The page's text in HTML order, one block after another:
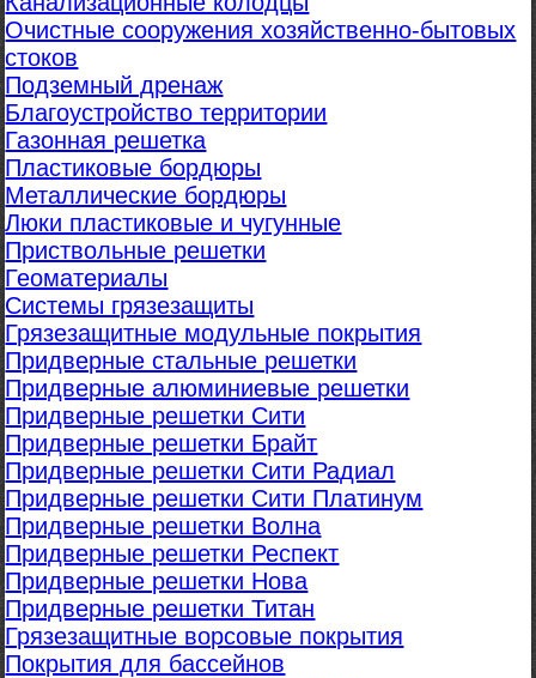
Очистные сооружения хозяйственно-бытовых
стоков
Подземный дренаж
Благоустройство территории
Газонная решетка
Пластиковые бордюры
Металлические бордюры
Люки пластиковые и чугунные
Приствольные решетки
Геоматериалы
Системы грязезащиты
Грязезащитные модульные покрытия
Придверные стальные решетки
Придверные алюминиевые решетки
Придверные решетки Сити
Придверные решетки Брайт
Придверные решетки Сити Радиал
Придверные решетки Сити Платинум
Придверные решетки Волна
Придверные решетки Респект
Придверные решетки Нова
Придверные решетки Титан
Грязезащитные ворсовые покрытия
Покрытия для бассейнов